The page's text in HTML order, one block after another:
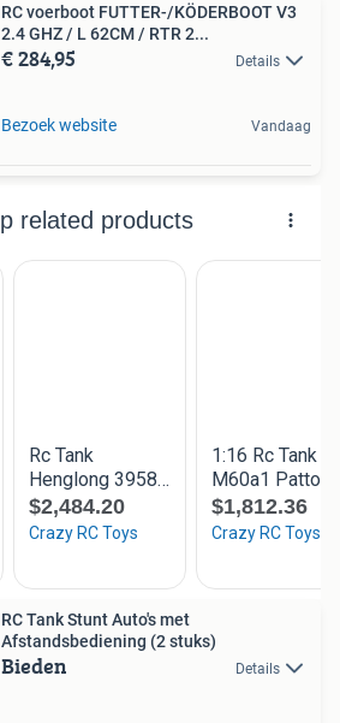
RC voerboot FUTTER-/KÖDERBOOT V3
2.4 GHZ / L 62CM / RTR 2...
€ 284,95 Details
Bezoek website Vandaag
RC Tank Stunt Auto's met
Afstandsbediening (2 stuks)
Bieden Details